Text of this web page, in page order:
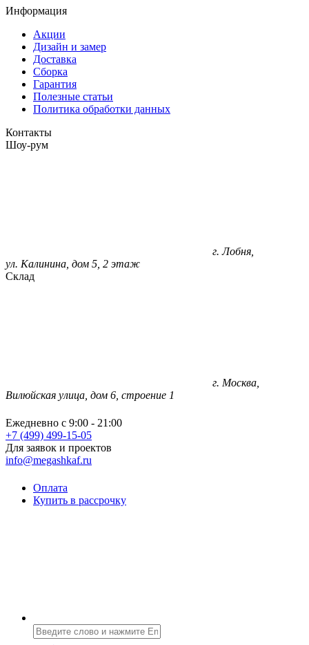
Информация
Акции
Дизайн и замер
Доставка
Сборка
Гарантия
Полезные статьи
Политика обработки данных
Контакты
Шоу-рум
г. Лобня,
ул. Калинина, дом 5, 2 этаж
Склад
г. Москва,
Вилюйская улица, дом 6, строение 1
Ежедневно с 9:00 - 21:00
+7 (499) 499-15-05
Для заявок и проектов
info@megashkaf.ru
Оплата
Купить в рассрочку